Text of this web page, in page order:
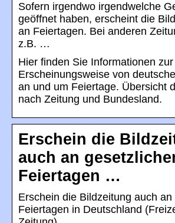
Sofern irgendwo irgendwelche
geöffnet haben, erscheint die
an Feiertagen. Bei anderen
z.B. …
Hier finden Sie Informationen zur
Erscheinungsweise von
an und um Feiertage. Übersicht
nach Zeitung und Bundesland.
Erschein die
auch an
Feiertagen …
Erschein die Bildzeitung auch
Feiertagen in Deutschland